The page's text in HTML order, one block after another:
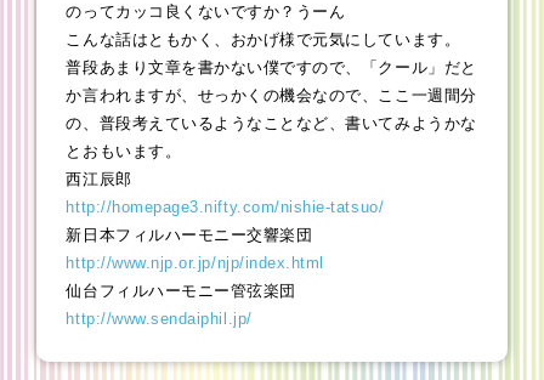
のってカッコ良くないですか？うーん
こんな話はともかく、おかげ様で元気にしています。
普段あまり文章を書かない僕ですので、「クール」だと
か言われますが、せっかくの機会なので、ここ一週間分
の、普段考えているようなことなど、書いてみようかな
とおもいます。
西江辰郎
http://homepage3.nifty.com/nishie-tatsuo/
新日本フィルハーモニー交響楽団
http://www.njp.or.jp/njp/index.html
仙台フィルハーモニー管弦楽団
http://www.sendaiphil.jp/